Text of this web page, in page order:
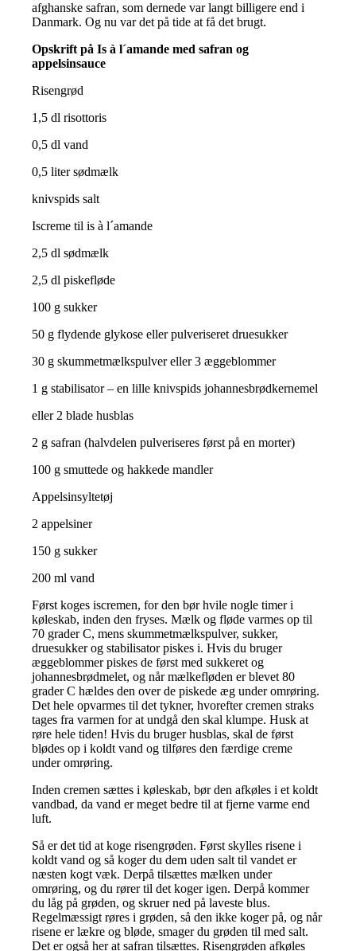
afghanske safran, som dernede var langt billigere end i
Danmark. Og nu var det på tide at få det brugt.
Opskrift på Is à l´amande med safran og
appelsinsauce
Risengrød
1,5 dl risottoris
0,5 dl vand
0,5 liter sødmælk
knivspids salt
Iscreme til is à l´amande
2,5 dl sødmælk
2,5 dl piskefløde
100 g sukker
50 g flydende glykose eller pulveriseret druesukker
30 g skummetmælkspulver eller 3 æggeblommer
1 g stabilisator – en lille knivspids johannesbrødkernemel
eller 2 blade husblas
2 g safran (halvdelen pulveriseres først på en morter)
100 g smuttede og hakkede mandler
Appelsinsyltetøj
2 appelsiner
150 g sukker
200 ml vand
Først koges iscremen, for den bør hvile nogle timer i
køleskab, inden den fryses. Mælk og fløde varmes op til
70 grader C, mens skummetmælkspulver, sukker,
druesukker og stabilisator piskes i. Hvis du bruger
æggeblommer piskes de først med sukkeret og
johannesbrødmelet, og når mælkefløden er blevet 80
grader C hældes den over de piskede æg under omrøring.
Det hele opvarmes til det tykner, hvorefter cremen straks
tages fra varmen for at undgå den skal klumpe. Husk at
røre hele tiden! Hvis du bruger husblas, skal de først
blødes op i koldt vand og tilføres den færdige creme
under omrøring.
Inden cremen sættes i køleskab, bør den afkøles i et koldt
vandbad, da vand er meget bedre til at fjerne varme end
luft.
Så er det tid at koge risengrøden. Først skylles risene i
koldt vand og så koger du dem uden salt til vandet er
næsten kogt væk. Derpå tilsættes mælken under
omrøring, og du rører til det koger igen. Derpå kommer
du låg på grøden, og skruer ned på laveste blus.
Regelmæssigt røres i grøden, så den ikke koger på, og når
risene er lækre og bløde, smager du grøden til med salt.
Det er også her at safran tilsættes. Risengrøden afkøles